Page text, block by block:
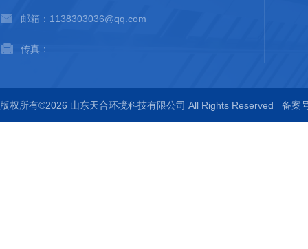
邮箱：1138303036@qq.com
传真：
版权所有©2026 山东天合环境科技有限公司 All Rights Reserved 备案